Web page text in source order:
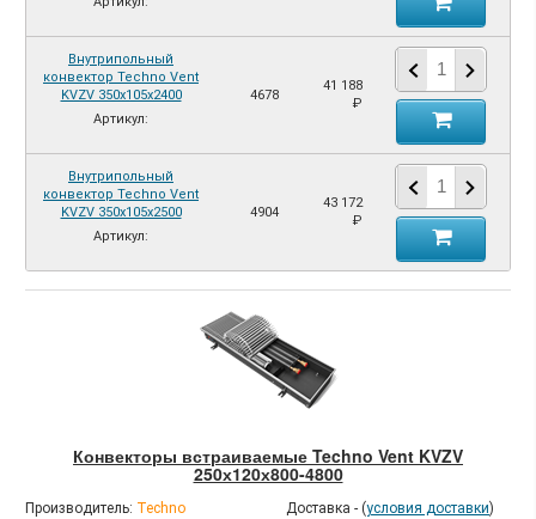
Внутрипольный
конвектор Techno Vent
KVZV 350х105х2400
Артикул:
4678
41 188
₽
Внутрипольный
конвектор Techno Vent
KVZV 350х105х2500
Артикул:
4904
43 172
₽
Конвекторы встраиваемые Techno Vent KVZV
250х120х800-4800
Производитель: Techno
Доставка - (условия доставки)